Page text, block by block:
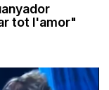
tot l'amor"